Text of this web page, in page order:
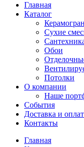
Главная
Каталог
Сухие
Обои
Потолки
О компании
Наше
События
Доставка и
Контакты
Главная